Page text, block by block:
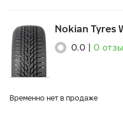
Nokian Tyres
0.0 0
Временно нет в продаже